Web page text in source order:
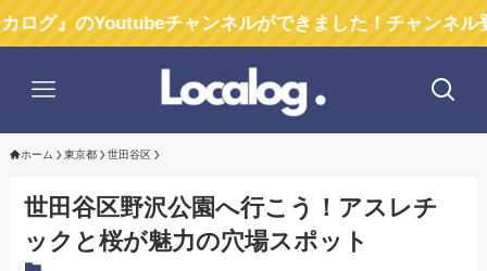
Youtubeチャンネルができました！チャンネル登録お願
ホーム 東京都 世田谷区
世田谷区野沢公園へ行こう！アスレチ
ックと桜が魅力の穴場スポット